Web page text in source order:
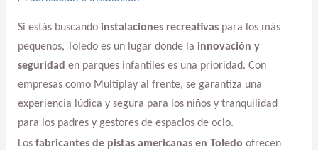
Si estás buscando instalaciones recreativaspara los más
pequeños, Toledo es un lugar donde la innovación y
seguridad en parques infantiles es una prioridad. Con
empresas como Multiplay al frente, se garantiza una
experiencia lúdica y segura para los niños y tranquilidad
para los padres y gestores de espacios de ocio.
Los fabricantes de pistas americanas en Toledo ofrecen